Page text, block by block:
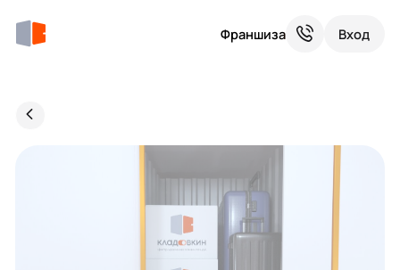
Франшиза Вход